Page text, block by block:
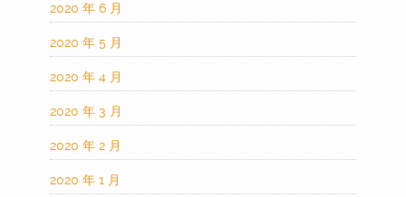
2020 年 6 月
2020 年 5 月
2020 年 4 月
2020 年 3 月
2020 年 2 月
2020 年 1 月